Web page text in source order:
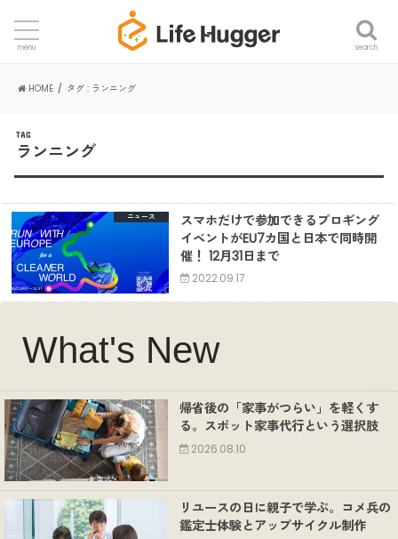
search
menu
HOME タグ : ランニング
TAG
ランニング
ニュース
スマホだけで参加できるプロギング
イベントがEU7カ国と日本で同時開
催！ 12月31日まで
2022.09.17
What's New
帰省後の「家事がつらい」を軽くす
る。スポット家事代行という選択肢
2026.08.10
リユースの日に親子で学ぶ。コメ兵の
鑑定士体験とアップサイクル制作